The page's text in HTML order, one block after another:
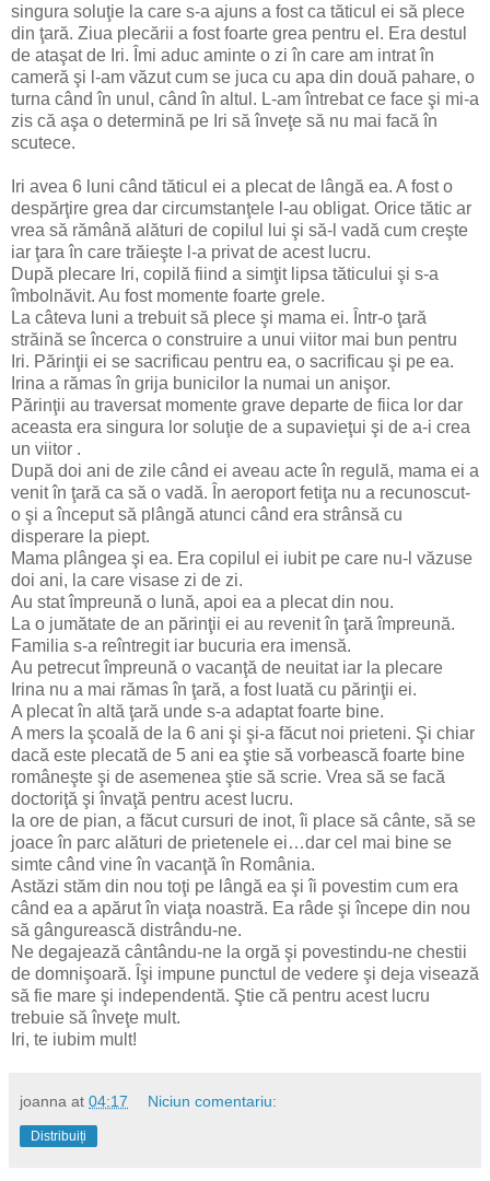
singura soluţie la care s-a ajuns a fost ca tăticul ei să plece
din ţară. Ziua plecării a fost foarte grea pentru el. Era destul
de ataşat de Iri. Îmi aduc aminte o zi în care am intrat în
cameră şi l-am văzut cum se juca cu apa din două pahare, o
turna când în unul, când în altul. L-am întrebat ce face şi mi-a
zis că aşa o determină pe Iri să înveţe să nu mai facă în
scutece.
Iri avea 6 luni când tăticul ei a plecat de lângă ea. A fost o
despărţire grea dar circumstanţele l-au obligat. Orice tătic ar
vrea să rămână alături de copilul lui şi să-l vadă cum creşte
iar ţara în care trăieşte l-a privat de acest lucru.
După plecare Iri, copilă fiind a simţit lipsa tăticului şi s-a
îmbolnăvit. Au fost momente foarte grele.
La câteva luni a trebuit să plece şi mama ei. Într-o ţară
străină se încerca o construire a unui viitor mai bun pentru
Iri. Părinţii ei se sacrificau pentru ea, o sacrificau şi pe ea.
Irina a rămas în grija bunicilor la numai un anişor.
Părinţii au traversat momente grave departe de fiica lor dar
aceasta era singura lor soluţie de a supavieţui şi de a-i crea
un viitor .
După doi ani de zile când ei aveau acte în regulă, mama ei a
venit în ţară ca să o vadă. În aeroport fetiţa nu a recunoscut-
o şi a început să plângă atunci când era strânsă cu
disperare la piept.
Mama plângea şi ea. Era copilul ei iubit pe care nu-l văzuse
doi ani, la care visase zi de zi.
Au stat împreună o lună, apoi ea a plecat din nou.
La o jumătate de an părinţii ei au revenit în ţară împreună.
Familia s-a reîntregit iar bucuria era imensă.
Au petrecut împreună o vacanţă de neuitat iar la plecare
Irina nu a mai rămas în ţară, a fost luată cu părinţii ei.
A plecat în altă ţară unde s-a adaptat foarte bine.
A mers la şcoală de la 6 ani şi şi-a făcut noi prieteni. Şi chiar
dacă este plecată de 5 ani ea ştie să vorbească foarte bine
româneşte şi de asemenea ştie să scrie. Vrea să se facă
doctoriţă şi învaţă pentru acest lucru.
Ia ore de pian, a făcut cursuri de inot, îi place să cânte, să se
joace în parc alături de prietenele ei…dar cel mai bine se
simte când vine în vacanţă în România.
Astăzi stăm din nou toţi pe lângă ea şi îi povestim cum era
când ea a apărut în viaţa noastră. Ea râde şi începe din nou
să gângurească distrându-ne.
Ne degajează cântându-ne la orgă şi povestindu-ne chestii
de domnişoară. Îşi impune punctul de vedere şi deja visează
să fie mare şi independentă. Ştie că pentru acest lucru
trebuie să înveţe mult.
Iri, te iubim mult!
joanna at 04:17 Niciun comentariu:
Distribuiți